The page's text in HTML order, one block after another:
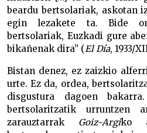
beardu bertsolariak, askotan
egin lezakete ta. Bide
bertsolariak, Euzkadi gure
bikañenak dira” (El Día, 1933/
Bistan denez, ez zaizkio
urte. Ez da, ordea,
disgustura dagoen
bertsolaritzatik urruntzen
zarauztarrak Goiz-Argiko